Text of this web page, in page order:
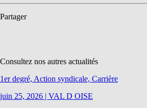
Partager
Consultez nos autres actualités
1er degré, Action syndicale, Carrière
juin 25, 2026 | VAL D OISE